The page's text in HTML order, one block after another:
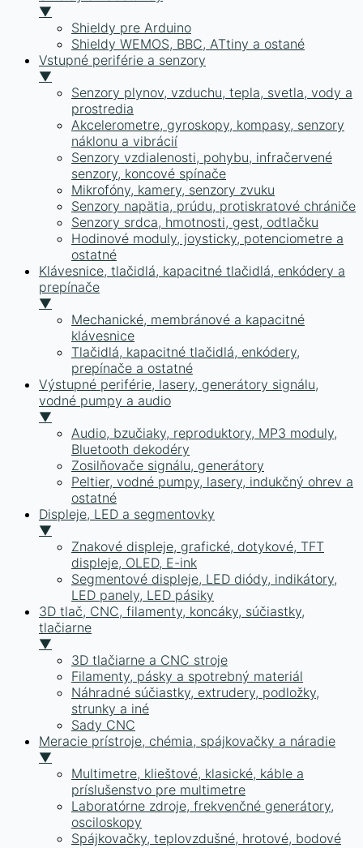
▼
Shieldy pre Arduino
Shieldy WEMOS, BBC, ATtiny a ostané
Vstupné periférie a senzory
▼
Senzory plynov, vzduchu, tepla, svetla, vody a
prostredia
Akcelerometre, gyroskopy, kompasy, senzory
náklonu a vibrácií
Senzory vzdialenosti, pohybu, infračervené
senzory, koncové spínače
Mikrofóny, kamery, senzory zvuku
Senzory napätia, prúdu, protiskratové chrániče
Senzory srdca, hmotnosti, gest, odtlačku
Hodinové moduly, joysticky, potenciometre a
ostatné
Klávesnice, tlačidlá, kapacitné tlačidlá, enkódery a
prepínače
▼
Mechanické, membránové a kapacitné
klávesnice
Tlačidlá, kapacitné tlačidlá, enkódery,
prepínače a ostatné
Výstupné periférie, lasery, generátory signálu,
vodné pumpy a audio
▼
Audio, bzučiaky, reproduktory, MP3 moduly,
Bluetooth dekodéry
Zosilňovače signálu, generátory
Peltier, vodné pumpy, lasery, indukčný ohrev a
ostatné
Displeje, LED a segmentovky
▼
Znakové displeje, grafické, dotykové, TFT
displeje, OLED, E-ink
Segmentové displeje, LED diódy, indikátory,
LED panely, LED pásiky
3D tlač, CNC, filamenty, koncáky, súčiastky,
tlačiarne
▼
3D tlačiarne a CNC stroje
Filamenty, pásky a spotrebný materiál
Náhradné súčiastky, extrudery, podložky,
strunky a iné
Sady CNC
Meracie prístroje, chémia, spájkovačky a náradie
▼
Multimetre, klieštové, klasické, káble a
príslušenstvo pre multimetre
Laboratórne zdroje, frekvenčné generátory,
osciloskopy
Spájkovačky, teplovzdušné, hrotové, bodové